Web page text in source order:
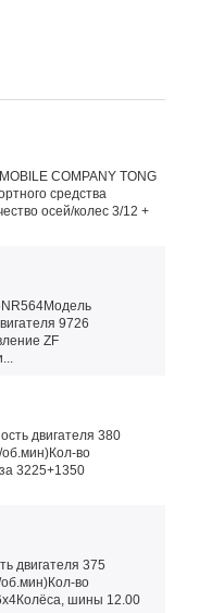
COMPANY TONG
средства
осей/колес 3/12 +
9726
ZF
двигателя 380
во
3225+1350
двигателя 375
во
шины 12.00